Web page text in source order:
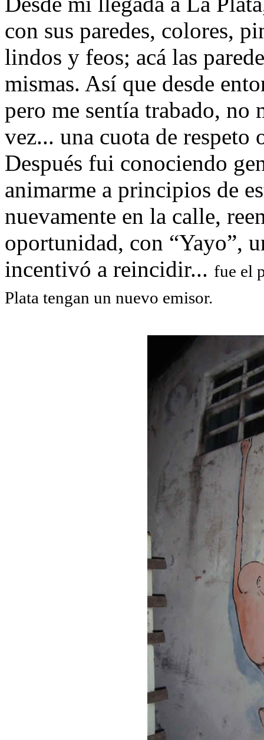
con sus paredes, colores,
lindos y feos; acá las
mismas. Así que desde
pero me sentía trabado, no
vez... una cuota de respeto
Después fui conociendo
animarme a principios de
nuevamente en la calle,
oportunidad, con “Yayo”,
incentivó a reincidir... fue el
Plata tengan un nuevo emisor.